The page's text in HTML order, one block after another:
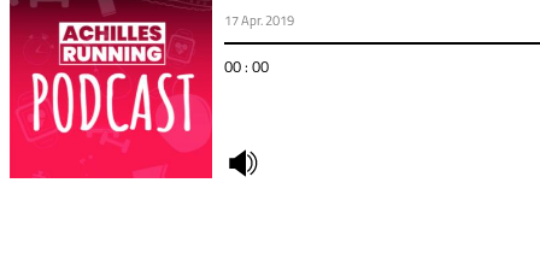
17 Apr. 2019
00 : 00